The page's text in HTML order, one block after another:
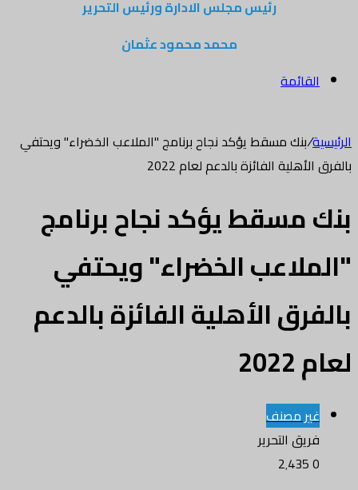
رئيس مجلس الادارة ورئيس التحرير
محمد محمود عثمان
القائمة
الرئيسية/بنك مسقط يؤكد نجاح برنامج "الملاعب الخضراء" ويحتفي
بالفرق الأهلية الفائزة بالدعم لعام 2022
بنك مسقط يؤكد نجاح برنامج
"الملاعب الخضراء" ويحتفي
بالفرق الأهلية الفائزة بالدعم
لعام 2022
غير مصنف
فريق التحرير
0